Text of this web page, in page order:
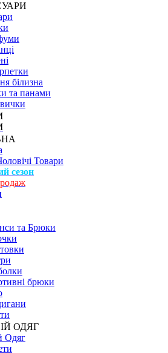
білизна
та панами
Товари
сезон
та Брюки
брюки
ОДЯГ
Одяг